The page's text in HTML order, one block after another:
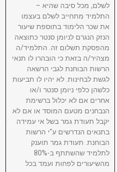
לשלם, מכל סיבה שהיא –
התלמיד מתחייב לשלם בעצמו
את שכר הלימוד בתוספת שיעור
הנזק הנגרם לניומן סנטר כתוצאה
מהפסקת תשלום זה. התלמיד/ה
מצהיר/ה בזאת כי הובהרו לו תנאי
הרשות הבוחנת לגבי הרשאה
לגשת לבחינות. לא יהיו לו תביעות
כלשהן כלפי ניומן סנטר ו/או
אחרים אם לא יכלול ברשימת
הנבחנים מטעם המוסד או אם לא
יקבל תעודת גמר בשל אי עמידה
בתנאים הנדרשים ע"י הרשות
הבוחנת. תעודת גמר תוענק
לתלמיד שהשתתף ב-80%
מהשיעורים לפחות ועמד בכל